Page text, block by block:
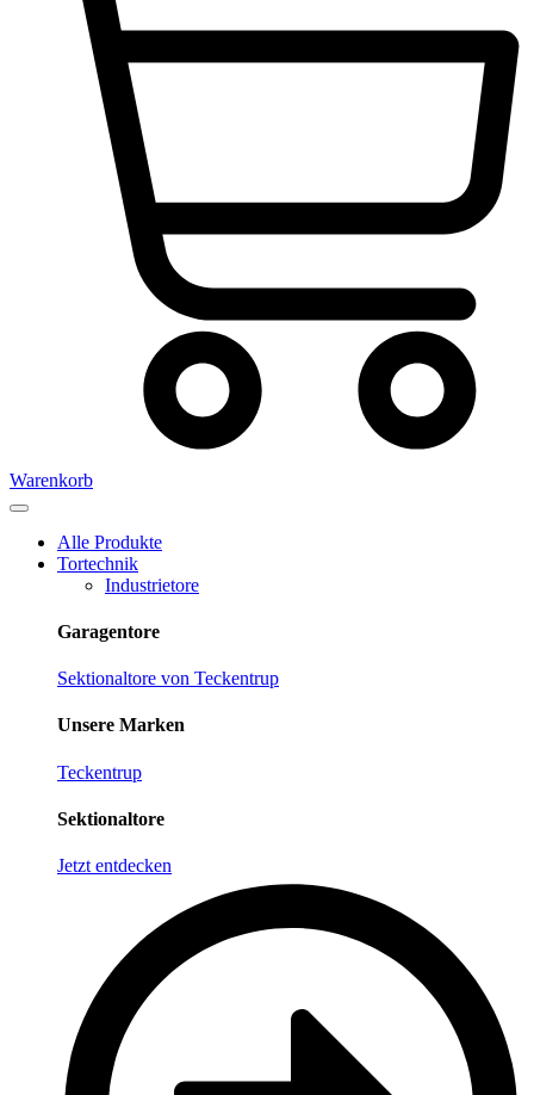
Warenkorb
Alle Produkte
Tortechnik
Industrietore
Garagentore
Sektionaltore von Teckentrup
Unsere Marken
Teckentrup
Sektionaltore
Jetzt entdecken